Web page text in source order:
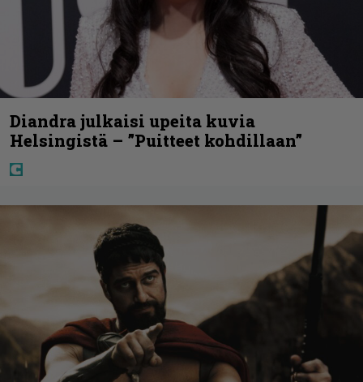
Diandra julkaisi upeita kuvia
Helsingistä – ”Puitteet kohdillaan”